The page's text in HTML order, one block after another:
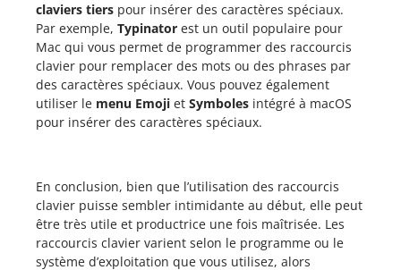
claviers tiers pour insérer des caractères spéciaux.
Par exemple, Typinator est un outil populaire pour
Mac qui vous permet de programmer des raccourcis
clavier pour remplacer des mots ou des phrases par
des caractères spéciaux. Vous pouvez également
utiliser le menu Emoji et Symboles intégré à macOS
pour insérer des caractères spéciaux.
En conclusion, bien que l’utilisation des raccourcis
clavier puisse sembler intimidante au début, elle peut
être très utile et productrice une fois maîtrisée. Les
raccourcis clavier varient selon le programme ou le
système d’exploitation que vous utilisez, alors